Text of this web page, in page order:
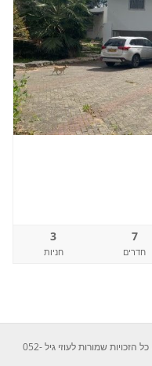
7
חדרים
3
חניות
© 2026 עוזי גיל, נדלן, מכירה, תיווך, עמק חפר. כל הזכויות שמורות לעוזי גיל 052-